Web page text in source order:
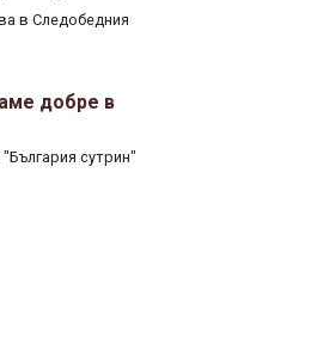
в Следобедния
добре в
сутрин"